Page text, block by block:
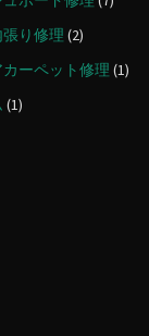
張り修理 (2)
ーペット修理 (1)
(1)